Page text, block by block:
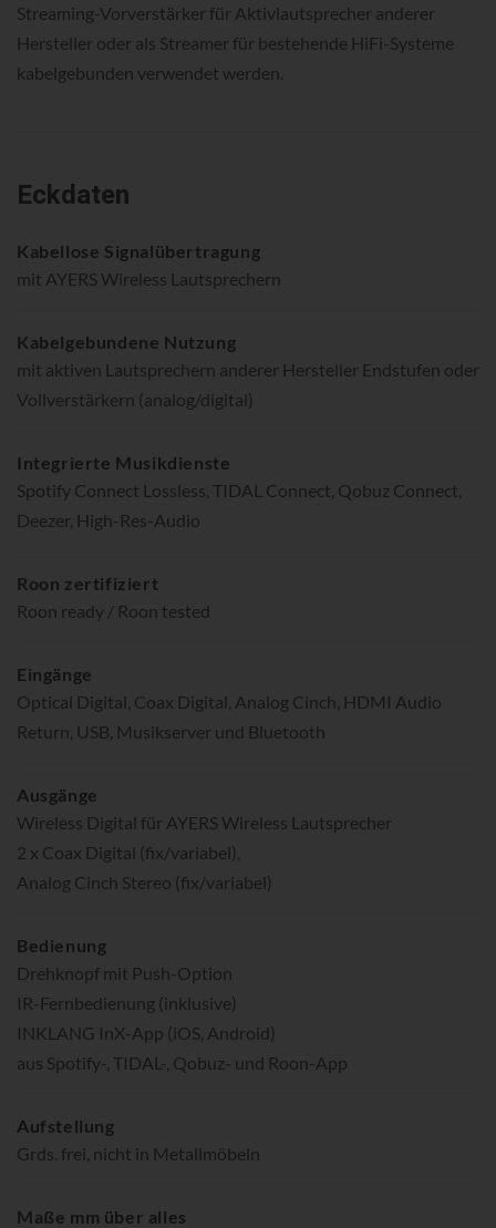
Streaming-Vorverstärker für Aktivlautsprecher anderer
Hersteller oder als Streamer für bestehende HiFi-Systeme
kabelgebunden verwendet werden.
Eckdaten
Kabellose Signalübertragung
mit AYERS Wireless Lautsprechern
Kabelgebundene Nutzung
mit aktiven Lautsprechern anderer Hersteller Endstufen oder
Vollverstärkern (analog/digital)
Integrierte Musikdienste
Spotify Connect Lossless, TIDAL Connect, Qobuz Connect,
Deezer, High-Res-Audio
Roon zertifiziert
Roon ready / Roon tested
Eingänge
Optical Digital, Coax Digital, Analog Cinch, HDMI Audio
Return, USB, Musikserver und Bluetooth
Ausgänge
Wireless Digital für AYERS Wireless Lautsprecher
2 x Coax Digital (fix/variabel),
Analog Cinch Stereo (fix/variabel)
Bedienung
Drehknopf mit Push-Option
IR-Fernbedienung (inklusive)
INKLANG InX-App (iOS, Android)
aus Spotify-, TIDAL-, Qobuz- und Roon-App
Aufstellung
Grds. frei, nicht in Metallmöbeln
Maße mm über alles